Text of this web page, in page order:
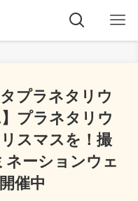
プラネタリウ
プラネタリウ
スマスを！撮
ネーションウェ
催中